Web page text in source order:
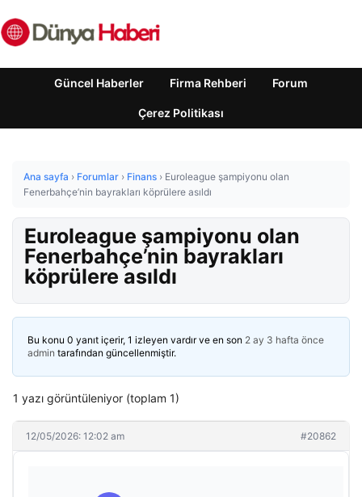
Güncel Haberler Firma Rehberi Forum
Çerez Politikası
Ana sayfa › Forumlar › Finans › Euroleague şampiyonu olan
Fenerbahçe’nin bayrakları köprülere asıldı
Euroleague şampiyonu olan
Fenerbahçe’nin bayrakları
köprülere asıldı
Bu konu 0 yanıt içerir, 1 izleyen vardır ve en son 2 ay 3 hafta önce
admin tarafından güncellenmiştir.
1 yazı görüntüleniyor (toplam 1)
12/05/2026: 12:02 am #20862